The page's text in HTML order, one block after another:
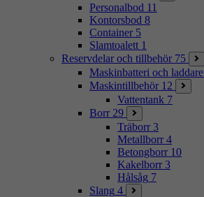
Personalbod 11
Kontorsbod 8
Container 5
Slamtoalett 1
Reservdelar och tillbehör 75
Maskinbatteri och laddare
Maskintillbehör 12
Vattentank 7
Borr 29
Träborr 3
Metallborr 4
Betongborr 10
Kakelborr 3
Hålsåg 7
Slang 4